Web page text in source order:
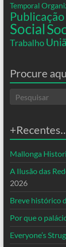
Temporal
Publicação
Social
Trabalho
Procure
Mallonga
A Ilusão das
2026
Breve histórico
Por que o
Everyone’s